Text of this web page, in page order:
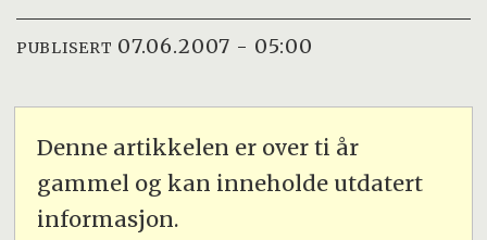
PUBLISERT 07.06.2007 - 05:00
Denne artikkelen er over ti år
gammel og kan inneholde utdatert
informasjon.